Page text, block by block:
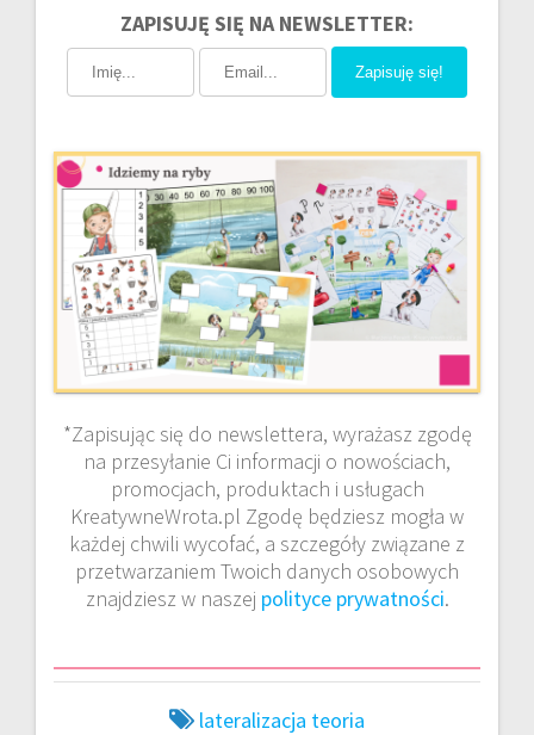
ZAPISUJĘ SIĘ NA NEWSLETTER:
Zapisuję się!
*Zapisując się do newslettera, wyrażasz zgodę
na przesyłanie Ci informacji o nowościach,
promocjach, produktach i usługach
KreatywneWrota.pl Zgodę będziesz mogła w
każdej chwili wycofać, a szczegóły związane z
przetwarzaniem Twoich danych osobowych
znajdziesz w naszej polityce prywatności.
lateralizacja teoria